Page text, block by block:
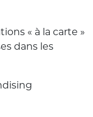
« à la carte »
dans les